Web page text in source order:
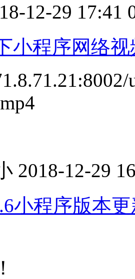
12-29 17:41
小程序网络
2018-12-29
小程序版本